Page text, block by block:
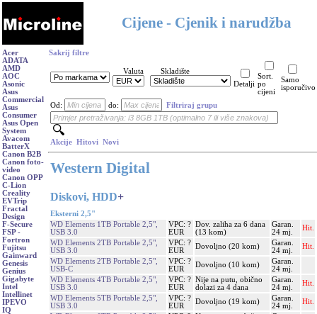
Cijene - Cjenik i narudžba
Acer
ADATA
AMD
AOC
Asonic
Asus
Commercial
Asus
Consumer
Asus Open
System
Avacom
BatterX
Canon B2B
Canon foto-
video
Canon OPP
C-Lion
Creality
EVTrip
Fractal
Design
F-Secure
FSP -
Fortron
Fujitsu
Gainward
Genesis
Genius
Gigabyte
Intel
Intellinet
IPEVO
IQ
Sakrij filtre
Valuta
Skladište
Detalji
Sort.
po
cijeni
Samo
isporučivo
Od: do: Filtriraj grupu
Akcije Hitovi Novi
Western Digital
Diskovi, HDD+
Eksterni 2,5"
WD Elements 1TB Portable 2,5",
USB 3.0
VPC: ?
EUR
Dov. zaliha za 6 dana
(13 kom)
Garan.
24 mj.
Hit.
WD Elements 2TB Portable 2,5",
USB 3.0
VPC: ?
EUR
Dovoljno (20 kom)
Garan.
24 mj.
Hit.
WD Elements 2TB Portable 2,5",
USB-C
VPC: ?
EUR
Dovoljno (10 kom)
Garan.
24 mj.
WD Elements 4TB Portable 2,5",
USB 3.0
VPC: ?
EUR
Nije na putu, obično
dolazi za 4 dana
Garan.
24 mj.
Hit.
WD Elements 5TB Portable 2,5",
USB 3.0
VPC: ?
EUR
Dovoljno (19 kom)
Garan.
24 mj.
Hit.